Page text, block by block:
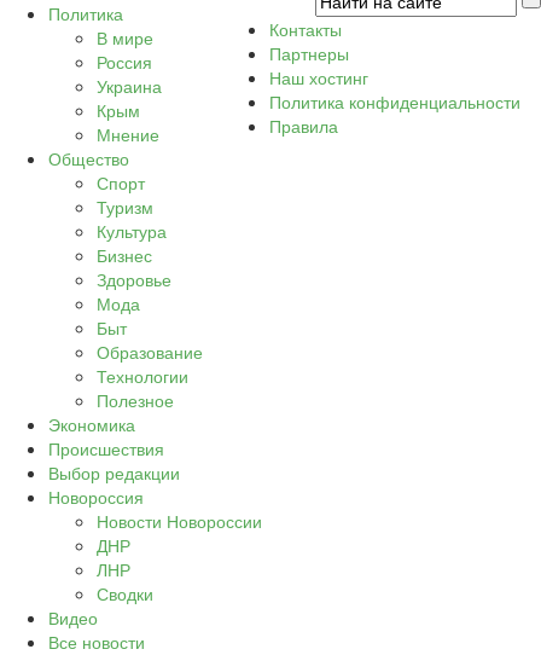
Политика
В мире
Россия
Украина
Крым
Мнение
Общество
Спорт
Туризм
Культура
Бизнес
Здоровье
Мода
Быт
Образование
Технологии
Полезное
Экономика
Происшествия
Выбор редакции
Новороссия
Новости Новороссии
ДНР
ЛНР
Сводки
Видео
Все новости
Контакты
Партнеры
Наш хостинг
Политика конфиденциальности
Правила